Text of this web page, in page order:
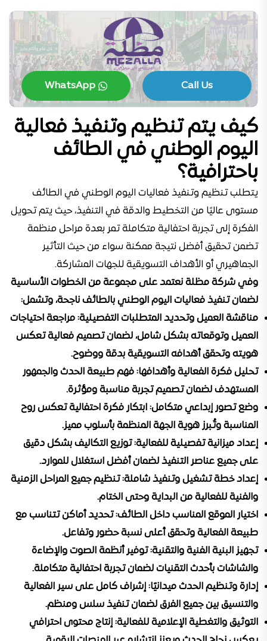
Call Us
WhatsApp
كيف يتم تنظيم وتنفيذ فعالية
اليوم الوطني في الطائف
باحترافية؟
يتطلب تنظيم وتنفيذ فعاليات اليوم الوطني في الطائف
مستوى عاليًا من التخطيط والدقة في التنفيذ، حيث يتم تحويل
الفكرة إلى تجربة احتفالية متكاملة تمر بعدة مراحل منظمة
تضمن تحقيق أفضل نتيجة ممكنة سواء من حيث التأثير
الجماهيري أو الأهداف التسويقية للجهات المشاركة.
وفي شركة مظلة نعتمد على مجموعة من الخطوات الأساسية
لضمان تنفيذ فعاليات اليوم الوطني بالطائف ناجحة، وتشمل:
مناقشة العميل وتحديد المتطلبات التفصيلية: مراجعة احتياجات
العميل وتوقعاته بشكل شامل، لضمان تصميم فعالية تعكس
هويته وتحقق أهدافه التسويقية بدقة ووضوح.
تحليل فكرة الفعالية وأهدافها: فهم طبيعة الحدث والجمهور
المستهدف لضمان تصميم تجربة مناسبة ومؤثرة.
وضع تصور إبداعي متكامل: ابتكار فكرة احتفالية تعكس روح
المناسبة وتُبرز هوية الجهة المنظمة بأسلوب مميز.
إعداد ميزانية تفصيلية للفعالية:توزيع التكاليف بشكل دقيق
على جميع عناصر التنفيذ لضمان أفضل استغلال للموارد.
إعداد خطة تشغيل وتنفيذ شاملة:تنظيم جميع المراحل الزمنية
والفنية للفعالية من البداية وحتى الختام.
اختيار الموقع المناسب داخل الطائف:تحديد أماكن تتناسب مع
طبيعة الفعالية وتحقق أعلى نسبة حضور وتفاعل.
تجهيز البنية الفنية والتقنية:توفير أنظمة الصوت والإضاءة
والشاشات بأحدث التقنيات لضمان تجربة احتفالية متكاملة.
إدارة وتنظيم الحدث ميدانيًا: إشراف كامل على سير الفعالية
والتنسيق بين جميع الفرق لضمان تنفيذ سلس ومنظم.
التوثيق والتغطية الإعلامية للفعالية: إنتاج محتوى احترافي